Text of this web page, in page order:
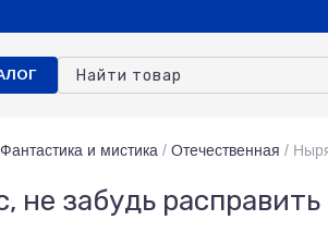
Фантастика и мистика / Отечественная /
не забудь